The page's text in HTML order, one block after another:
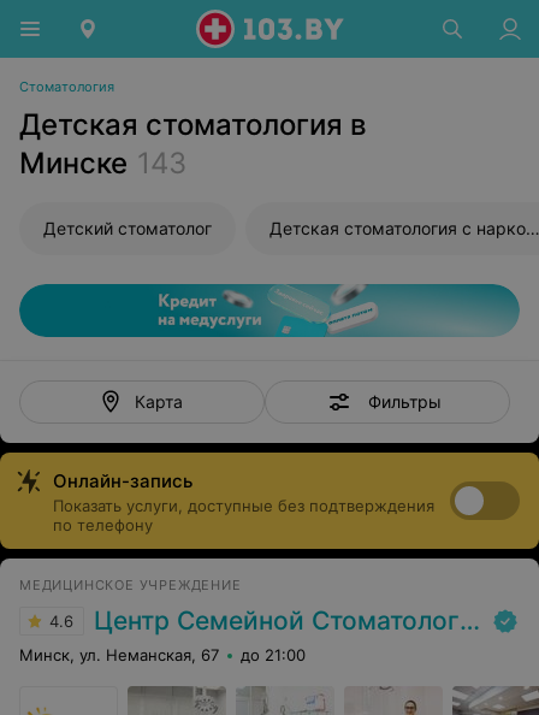
Стоматология
Детская стоматология в
Минске 143
Детский стоматолог Детская стоматология с наркозом
Карта Фильтры
Онлайн-запись
Показать услуги, доступные без подтверждения
по телефону
МЕДИЦИНСКОЕ УЧРЕЖДЕНИЕ
4.6 Центр Семейной Стоматологии
Минск, ул. Неманская, 67 до 21:00